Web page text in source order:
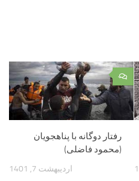
۰
رفتار دوگانه با پناهجویان
(محمود فاضلی)
اردیبهشت 7, 1401